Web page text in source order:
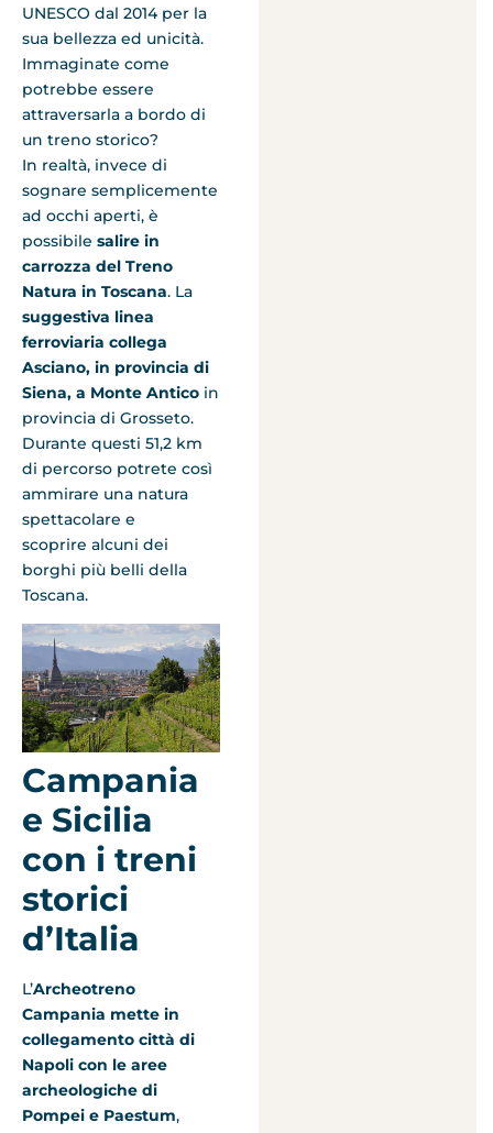
UNESCO dal 2014 per la
sua bellezza ed unicità.
Immaginate come
potrebbe essere
attraversarla a bordo di
un treno storico?
In realtà, invece di
sognare semplicemente
ad occhi aperti, è
possibile salire in
carrozza del Treno
Natura in Toscana. La
suggestiva linea
ferroviaria collega
Asciano, in provincia di
Siena, a Monte Antico in
provincia di Grosseto.
Durante questi 51,2 km
di percorso potrete così
ammirare una natura
spettacolare e
scoprire alcuni dei
borghi più belli della
Toscana.
Campania
e Sicilia
con i treni
storici
d’Italia
L’Archeotreno
Campania mette in
collegamento città di
Napoli con le aree
archeologiche di
Pompei e Paestum,